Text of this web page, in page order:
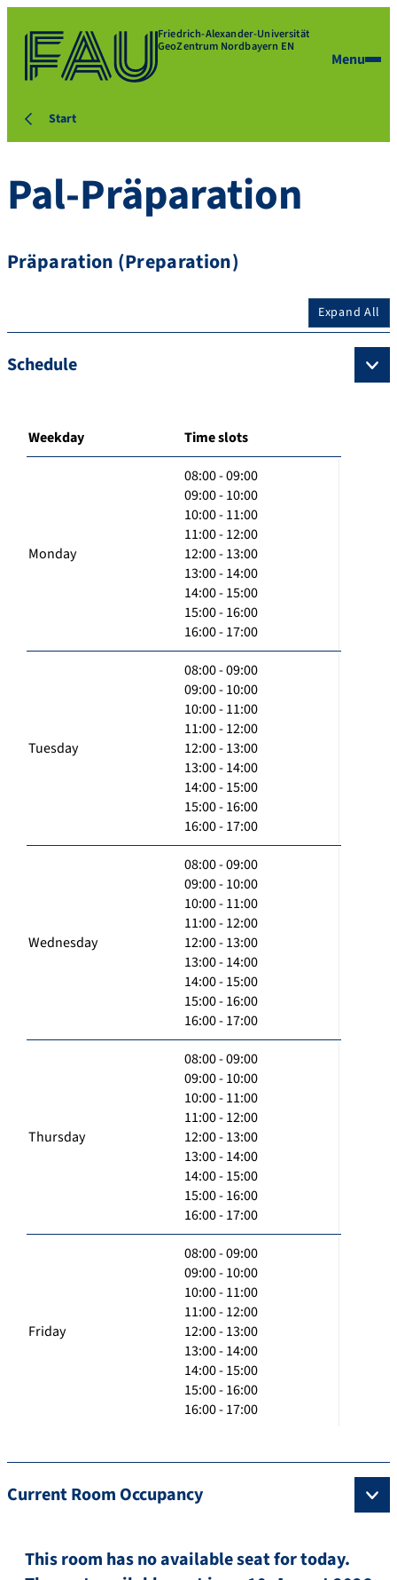
Friedrich-Alexander-Universität
GeoZentrum Nordbayern EN
Menu
Start
Pal-Präparation
Präparation (Preparation)
Expand All
Schedule
Weekday Time slots
Monday
08:00 - 09:00
09:00 - 10:00
10:00 - 11:00
11:00 - 12:00
12:00 - 13:00
13:00 - 14:00
14:00 - 15:00
15:00 - 16:00
16:00 - 17:00
Tuesday
08:00 - 09:00
09:00 - 10:00
10:00 - 11:00
11:00 - 12:00
12:00 - 13:00
13:00 - 14:00
14:00 - 15:00
15:00 - 16:00
16:00 - 17:00
Wednesday
08:00 - 09:00
09:00 - 10:00
10:00 - 11:00
11:00 - 12:00
12:00 - 13:00
13:00 - 14:00
14:00 - 15:00
15:00 - 16:00
16:00 - 17:00
Thursday
08:00 - 09:00
09:00 - 10:00
10:00 - 11:00
11:00 - 12:00
12:00 - 13:00
13:00 - 14:00
14:00 - 15:00
15:00 - 16:00
16:00 - 17:00
Friday
08:00 - 09:00
09:00 - 10:00
10:00 - 11:00
11:00 - 12:00
12:00 - 13:00
13:00 - 14:00
14:00 - 15:00
15:00 - 16:00
16:00 - 17:00
Current Room Occupancy
This room has no available seat for today.